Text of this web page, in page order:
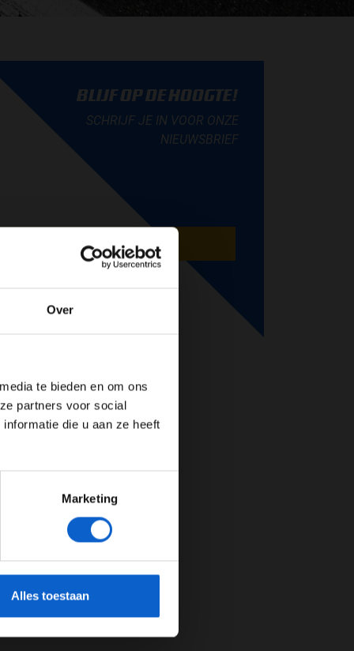
Over
te bieden en om ons
partners voor social
die u aan ze heeft
Marketing
Alles toestaan
BLIJF OP DE HOOGTE!
SCHRIJF JE IN VOOR ONZE
NIEUWSBRIEF
AANMELDEN